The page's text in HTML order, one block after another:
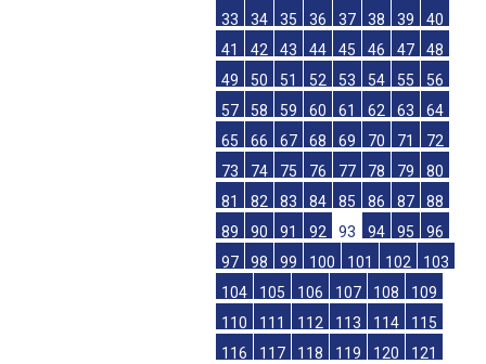
33
34 35 36 37 38 39
40
41
42 43 44 45 46 47
48
49
50 51 52 53 54 55
56
57
58 59 60 61 62 63
64
65
66 67 68 69 70 71
72
73
74 75 76 77 78 79
80
81
82 83 84 85 86 87
88
89
90 91 92 93 94 95
96
97
98 99 100 101 102
103
104
105 106 107 108
109
110
111 112 113 114
115
116
117 118 119 120
121